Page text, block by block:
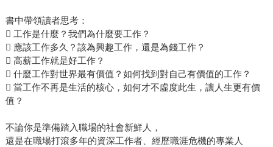
書中帶領讀者思考：
 工作是什麼？我們為什麼要工作？
 應該工作多久？該為興趣工作，還是為錢工作？
 高薪工作就是好工作？
 什麼工作對世界最有價值？如何找到對自己有價值的工作？
 當工作不再是生活的核心，如何才不虛度此生，讓人生更有價
值？
不論你是準備踏入職場的社會新鮮人，
還是在職場打滾多年的資深工作者、經歷職涯危機的專業人